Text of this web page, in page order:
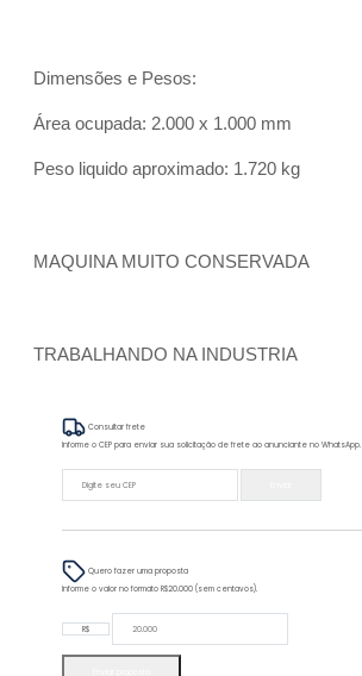
Dimensões e Pesos:
Área ocupada: 2.000 x 1.000 mm
Peso liquido aproximado: 1.720 kg
MAQUINA MUITO CONSERVADA
TRABALHANDO NA INDUSTRIA
Consultar frete
Informe o CEP para enviar sua solicitação de frete ao anunciante no WhatsApp.
Quero fazer uma proposta
Informe o valor no formato R$20.000 (sem centavos).
R$